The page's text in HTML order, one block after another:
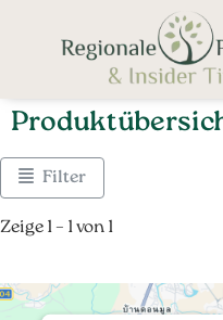
Filter
Zeige 1 – 1 von 1